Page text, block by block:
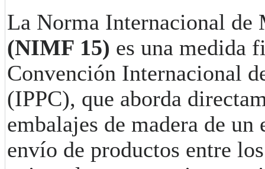
La Norma Internacional de
(NIMF 15) es una medida
Convención Internacional
(IPPC), que aborda
embalajes de madera de
envío de productos entre